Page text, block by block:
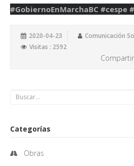
#GobiernoEnMarchaBC #cespe
2020-04-23
Comunicación
Visitas : 2592
Categorías
Obras